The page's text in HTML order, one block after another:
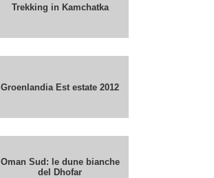
Trekking in Kamchatka
Groenlandia Est estate 2012
Oman Sud: le dune bianche
del Dhofar